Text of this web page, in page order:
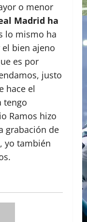
o menor
Madrid ha
lo mismo ha
bien ajeno
es por
justo
hace el
tengo
Ramos hizo
grabación de
yo también